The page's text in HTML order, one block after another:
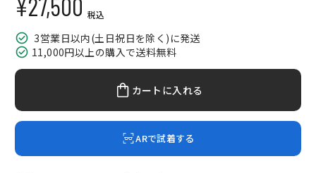
セール価格
税込
3営業日以内(土日祝日を除く)に発送
11,000円以上の購入で送料無料
カートに入れる
ARで試着する